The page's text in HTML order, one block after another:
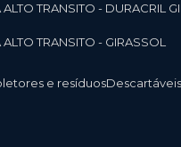
ALTO TRANSITO - DURACRIL
ALTO TRANSITO - GIRASSOL
e resíduos Descartáveis